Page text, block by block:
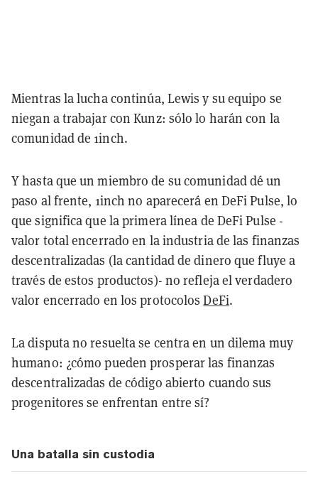
Mientras la lucha continúa, Lewis y su equipo se
niegan a trabajar con Kunz: sólo lo harán con la
comunidad de 1inch.
Y hasta que un miembro de su comunidad dé un
paso al frente, 1inch no aparecerá en DeFi Pulse, lo
que significa que la primera línea de DeFi Pulse -
valor total encerrado en la industria de las finanzas
descentralizadas (la cantidad de dinero que fluye a
través de estos productos)- no refleja el verdadero
valor encerrado en los protocolosDeFi.
La disputa no resuelta se centra en un dilema muy
humano: ¿cómo pueden prosperar las finanzas
descentralizadas de código abierto cuando sus
progenitores se enfrentan entre sí?
Una batalla sin custodia